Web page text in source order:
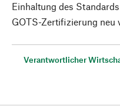
Einhaltung des
GOTS-Zertifizierung neu
Verantwortlicher